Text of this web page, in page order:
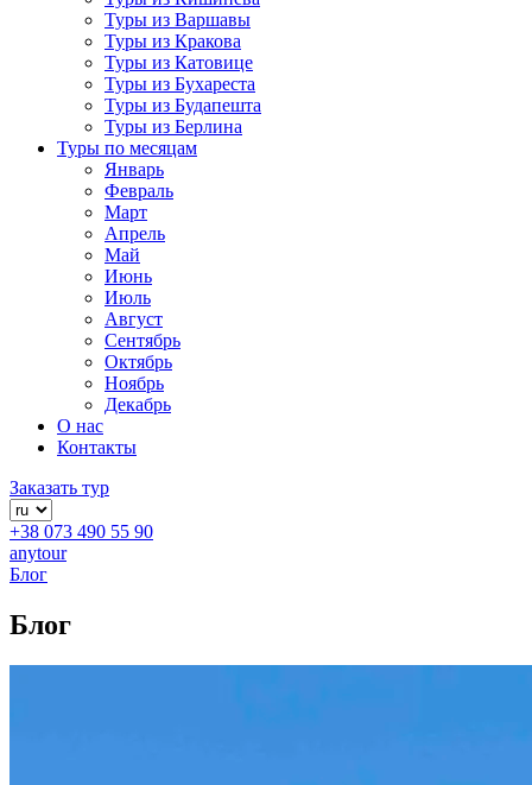
Туры из Варшавы
Туры из Кракова
Туры из Катовице
Туры из Бухареста
Туры из Будапешта
Туры из Берлина
Туры по месяцам
Январь
Февраль
Март
Апрель
Май
Июнь
Июль
Август
Сентябрь
Октябрь
Ноябрь
Декабрь
О нас
Контакты
Заказать тур
+38 073 490 55 90
anytour
Блог
Блог